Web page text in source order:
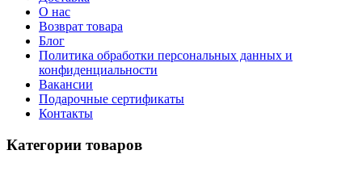
О нас
Возврат товара
Блог
Политика обработки персональных данных и
конфиденциальности
Вакансии
Подарочные сертификаты
Контакты
Категории товаров